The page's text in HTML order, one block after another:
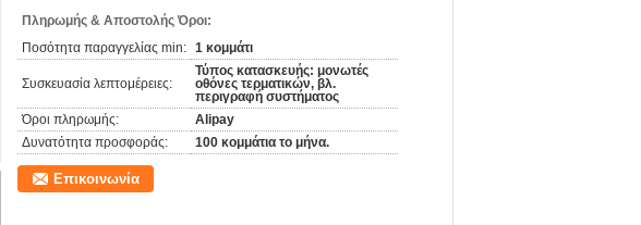
Πληρωμής & Αποστολής Όροι:
Ποσότητα παραγγελίας min: 1 κομμάτι
Συσκευασία λεπτομέρειες:
Τύπος κατασκευής: μονωτές
οθόνες τερματικών, βλ.
περιγραφή συστήματος
Όροι πληρωμής:
Alipay
Δυνατότητα προσφοράς:
100 κομμάτια το μήνα.
Επικοινωνία